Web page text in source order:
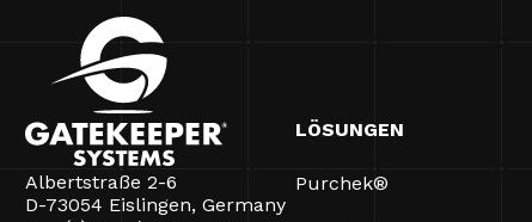
Albertstraße 2-6
D-73054 Eislingen, Germany
LÖSUNGEN
Purchek®